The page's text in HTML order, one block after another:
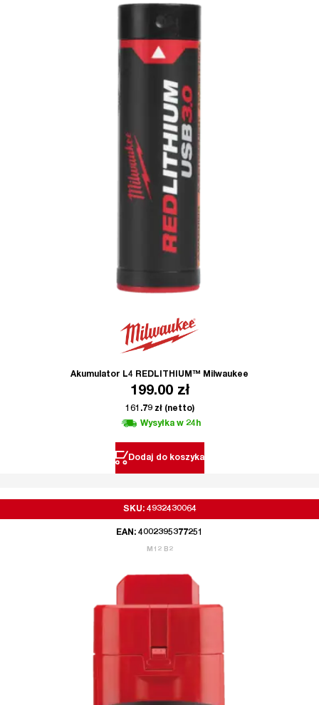
Akumulator L4 REDLITHIUM™ Milwaukee
199.00 zł
161.79 zł(netto)
Wysyłka w 24h
Dodaj do koszyka
SKU: 4932430064
EAN: 4002395377251
M12 B2